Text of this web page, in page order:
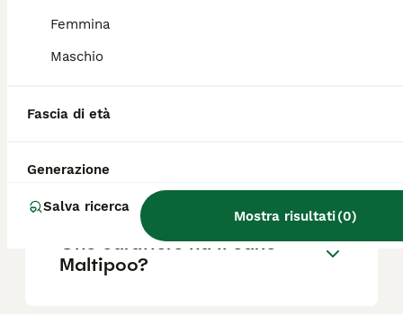
Femmina
Maschio
Fascia di età
Generazione
Salva ricerca
Mostra risultati(0)
Quali sono i difetti del
Maltipoo?
Che carattere ha il cane
Maltipoo?